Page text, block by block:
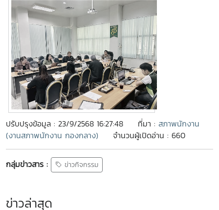
ปรับปรุงข้อมูล : 23/9/2568 16:27:48 ที่มา : สภาพนักงาน
(งานสภาพนักงาน กองกลาง)
จำนวนผู้เปิดอ่าน : 660
กลุ่มข่าวสาร : ข่าวกิจกรรม
ข่าวล่าสุด